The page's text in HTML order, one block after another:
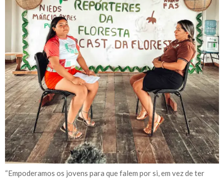
“Empoderamos os jovens para que falem por si, em vez de ter